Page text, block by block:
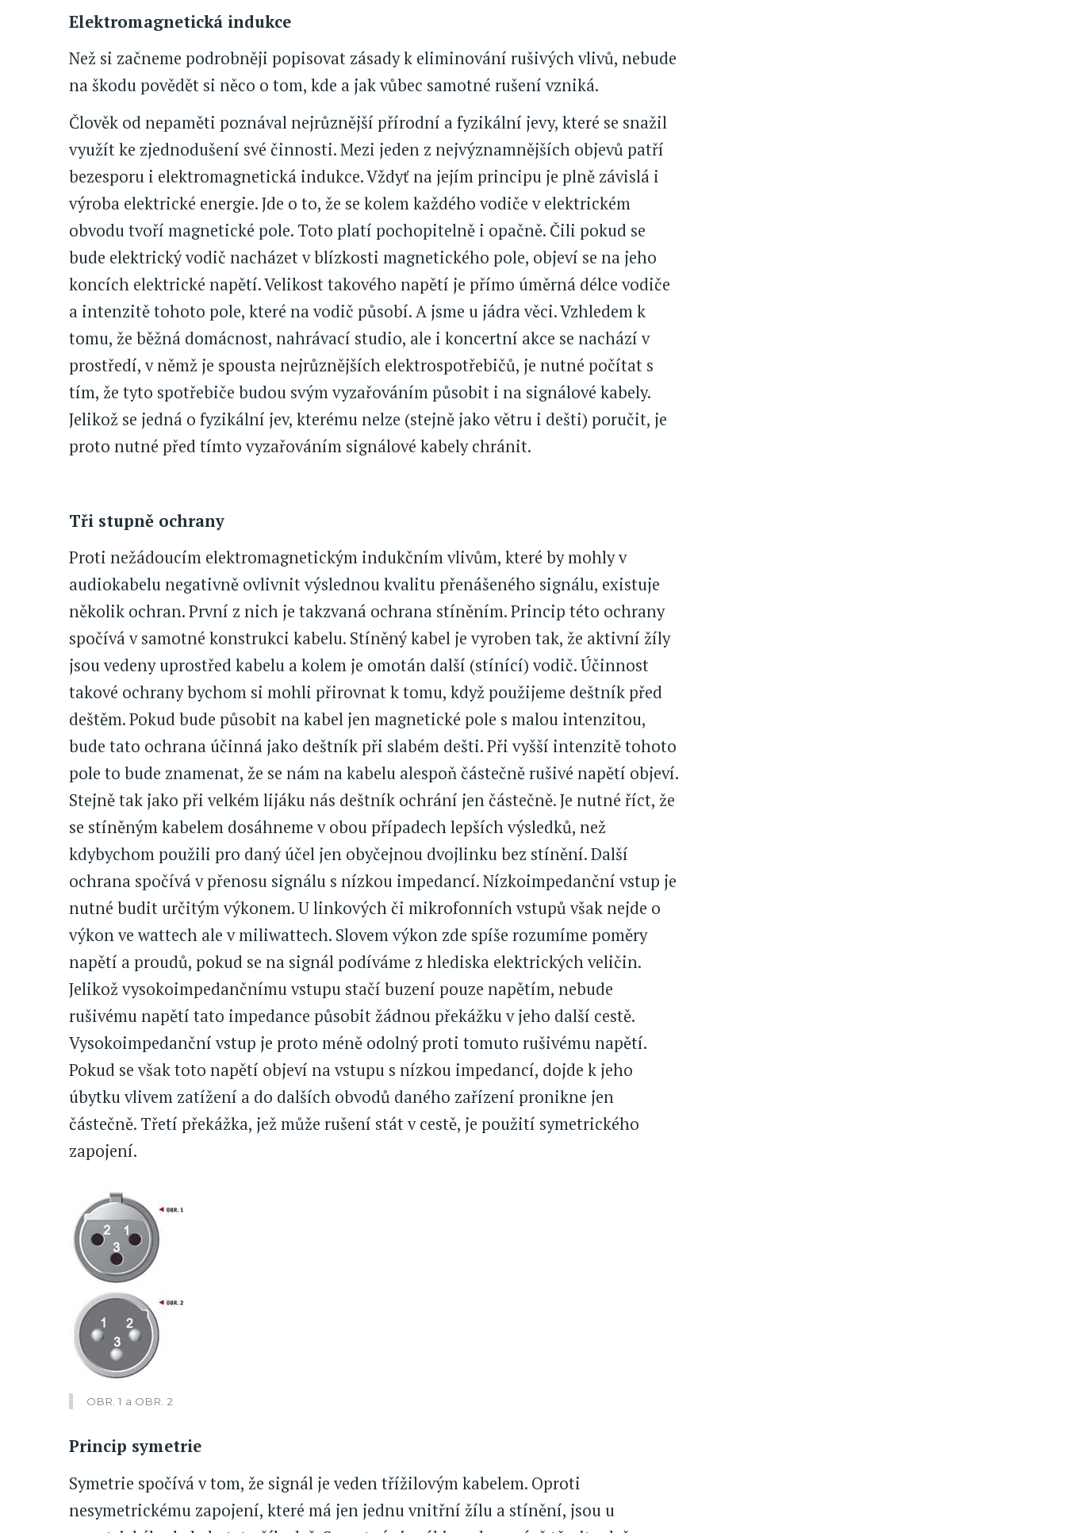
Elektromagnetická indukce
Než si začneme podrobněji popisovat zásady k eliminování rušivých vlivů, nebude
na škodu povědět si něco o tom, kde a jak vůbec samotné rušení vzniká.
Člověk od nepaměti poznával nejrůznější přírodní a fyzikální jevy, které se snažil
využít ke zjednodušení své činnosti. Mezi jeden z nejvýznamnějších objevů patří
bezesporu i elektromagnetická indukce. Vždyť na jejím principu je plně závislá i
výroba elektrické energie. Jde o to, že se kolem každého vodiče v elektrickém
obvodu tvoří magnetické pole. Toto platí pochopitelně i opačně. Čili pokud se
bude elektrický vodič nacházet v blízkosti magnetického pole, objeví se na jeho
koncích elektrické napětí. Velikost takového napětí je přímo úměrná délce vodiče
a intenzitě tohoto pole, které na vodič působí. A jsme u jádra věci. Vzhledem k
tomu, že běžná domácnost, nahrávací studio, ale i koncertní akce se nachází v
prostředí, v němž je spousta nejrůznějších elektrospotřebičů, je nutné počítat s
tím, že tyto spotřebiče budou svým vyzařováním působit i na signálové kabely.
Jelikož se jedná o fyzikální jev, kterému nelze (stejně jako větru i dešti) poručit, je
proto nutné před tímto vyzařováním signálové kabely chránit.
Tři stupně ochrany
Proti nežádoucím elektromagnetickým indukčním vlivům, které by mohly v
audiokabelu negativně ovlivnit výslednou kvalitu přenášeného signálu, existuje
několik ochran. První z nich je takzvaná ochrana stíněním. Princip této ochrany
spočívá v samotné konstrukci kabelu. Stíněný kabel je vyroben tak, že aktivní žíly
jsou vedeny uprostřed kabelu a kolem je omotán další (stínící) vodič. Účinnost
takové ochrany bychom si mohli přirovnat k tomu, když použijeme deštník před
deštěm. Pokud bude působit na kabel jen magnetické pole s malou intenzitou,
bude tato ochrana účinná jako deštník při slabém dešti. Při vyšší intenzitě tohoto
pole to bude znamenat, že se nám na kabelu alespoň částečně rušivé napětí objeví.
Stejně tak jako při velkém lijáku nás deštník ochrání jen částečně. Je nutné říct, že
se stíněným kabelem dosáhneme v obou případech lepších výsledků, než
kdybychom použili pro daný účel jen obyčejnou dvojlinku bez stínění. Další
ochrana spočívá v přenosu signálu s nízkou impedancí. Nízkoimpedanční vstup je
nutné budit určitým výkonem. U linkových či mikrofonních vstupů však nejde o
výkon ve wattech ale v miliwattech. Slovem výkon zde spíše rozumíme poměry
napětí a proudů, pokud se na signál podíváme z hlediska elektrických veličin.
Jelikož vysokoimpedančnímu vstupu stačí buzení pouze napětím, nebude
rušivému napětí tato impedance působit žádnou překážku v jeho další cestě.
Vysokoimpedanční vstup je proto méně odolný proti tomuto rušivému napětí.
Pokud se však toto napětí objeví na vstupu s nízkou impedancí, dojde k jeho
úbytku vlivem zatížení a do dalších obvodů daného zařízení pronikne jen
částečně. Třetí překážka, jež může rušení stát v cestě, je použití symetrického
zapojení.
OBR. 1 a OBR. 2
Princip symetrie
Symetrie spočívá v tom, že signál je veden třížilovým kabelem. Oproti
nesymetrickému zapojení, které má jen jednu vnitřní žílu a stínění, jsou u